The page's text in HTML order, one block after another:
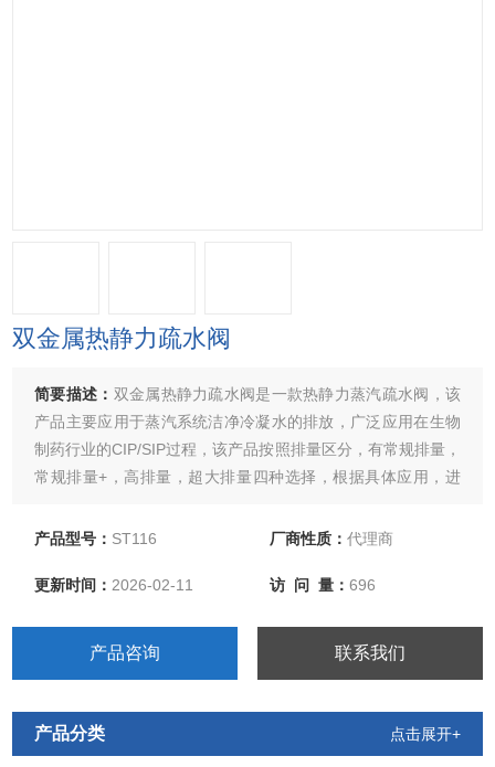
双金属热静力疏水阀
简要描述： 双金属热静力疏水阀是一款热静力蒸汽疏水阀，该
产品主要应用于蒸汽系统洁净冷凝水的排放，广泛应用在生物
制药行业的CIP/SIP过程，该产品按照排量区分，有常规排量，
常规排量+，高排量，超大排量四种选择，根据具体应用，进
产品型号： ST116 厂商性质： 代理商
更新时间： 2026-02-11 访 问 量： 696
产品咨询 联系我们
产品分类 点击展开+